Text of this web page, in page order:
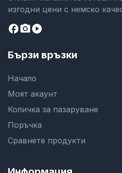
изгодни цени с немско
facebookcamera_altplay_circle
Бързи връзки
Начало
Моят акаунт
Количка за пазаруване
Поръчка
Сравнете продукти